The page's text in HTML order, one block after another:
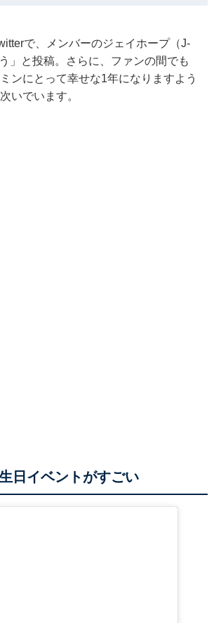
で、メンバーのジェイホープ（J-
」と投稿。さらに、ファンの間でも
ンにとって幸せな1年になりますよう
いでいます。
日イベントがすごい